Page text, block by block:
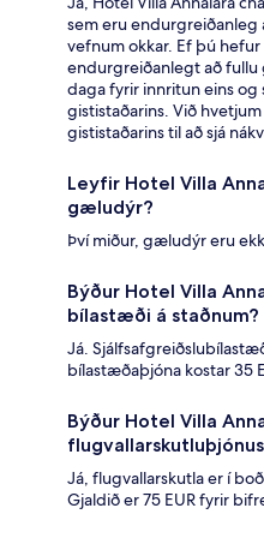
sem eru endurgreiðanleg
vefnum okkar. Ef þú
endurgreiðanlegt að fullu
daga fyrir innritun eins og
gististaðarins. Við
gististaðarins til að sjá
Leyfir Hotel Villa
gæludýr?
Því miður, gæludýr eru
Býður Hotel Villa
bílastæði á staðnum?
Já.
bílastæðaþjóna kostar 35
Býður Hotel Villa
Já, flugvallarskutla er í
Gjaldið er 75 EUR fyrir